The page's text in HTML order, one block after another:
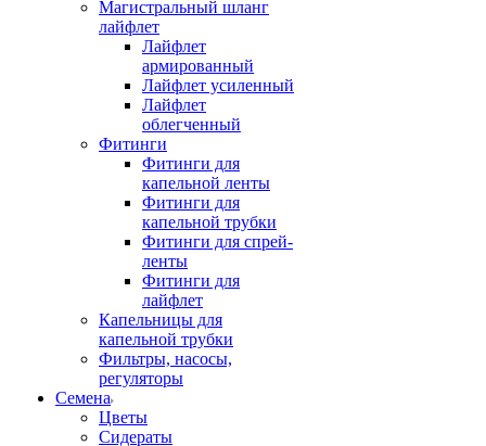
Магистральный шланг
лайфлет
Лайфлет
армированный
Лайфлет усиленный
Лайфлет
облегченный
Фитинги
Фитинги для
капельной ленты
Фитинги для
капельной трубки
Фитинги для спрей-
ленты
Фитинги для
лайфлет
Капельницы для
капельной трубки
Фильтры, насосы,
регуляторы
Семена
Цветы
Сидераты